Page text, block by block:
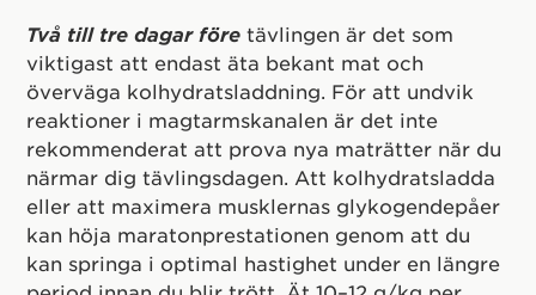
Två till tre dagar företävlingen är det som
viktigast att endast äta bekant mat och
överväga kolhydratsladdning. För att undvik
reaktioner i magtarmskanalen är det inte
rekommenderat att prova nya maträtter när du
närmar dig tävlingsdagen. Att kolhydratsladda
eller att maximera musklernas glykogendepåer
kan höja maratonprestationen genom att du
kan springa i optimal hastighet under en längre